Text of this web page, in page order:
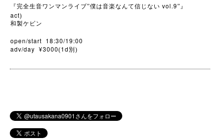
『完全生音ワンマンライブ”僕は音楽なんて信じない vol.9”』
act)
和製ケビン
open/start 18:30/19:00
adv/day ¥3000(1d 別)